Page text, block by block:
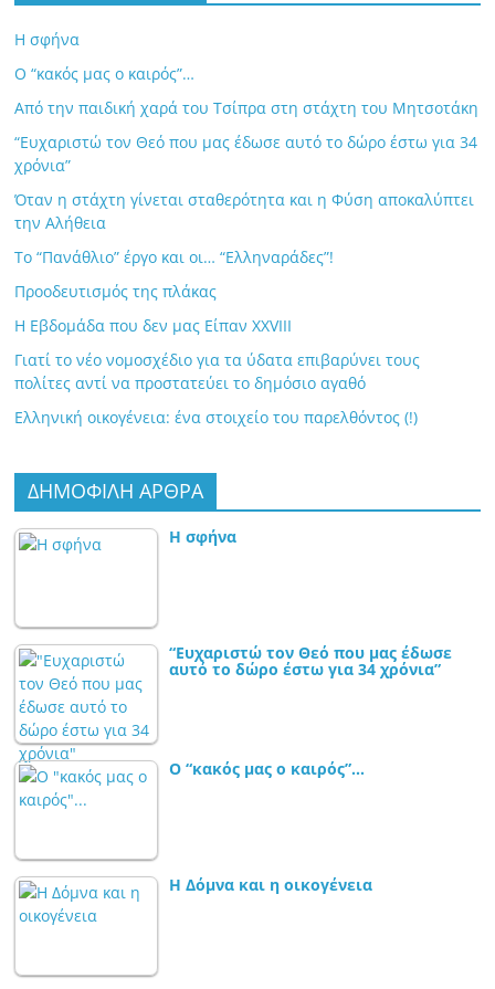
Η σφήνα
Ο “κακός μας ο καιρός”…
Από την παιδική χαρά του Τσίπρα στη στάχτη του Μητσοτάκη
“Ευχαριστώ τον Θεό που μας έδωσε αυτό το δώρο έστω για 34
χρόνια”
Όταν η στάχτη γίνεται σταθερότητα και η Φύση αποκαλύπτει
την Αλήθεια
Το “Πανάθλιο” έργο και οι… “Ελληναράδες”!
Προοδευτισμός της πλάκας
Η Εβδομάδα που δεν μας Είπαν XXVIII
Γιατί το νέο νομοσχέδιο για τα ύδατα επιβαρύνει τους
πολίτες αντί να προστατεύει το δημόσιο αγαθό
Ελληνική οικογένεια: ένα στοιχείο του παρελθόντος (!)
ΔΗΜΟΦΙΛΗ ΑΡΘΡΑ
Η σφήνα
“Ευχαριστώ τον Θεό που μας έδωσε
αυτό το δώρο έστω για 34 χρόνια”
Ο “κακός μας ο καιρός”…
Η Δόμνα και η οικογένεια